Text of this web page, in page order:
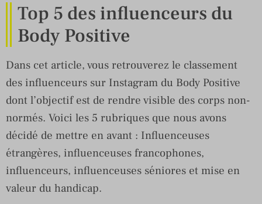
Top 5 des influenceurs du
Body Positive
Dans cet article, vous retrouverez le classement
des influenceurs sur Instagram du Body Positive
dont l’objectif est de rendre visible des corps non-
normés. Voici les 5 rubriques que nous avons
décidé de mettre en avant : Influenceuses
étrangères, influenceuses francophones,
influenceurs, influenceuses séniores et mise en
valeur du handicap.